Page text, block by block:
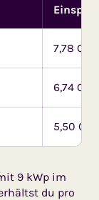
7,78
6,74
5,50
9 kWp im
du pro